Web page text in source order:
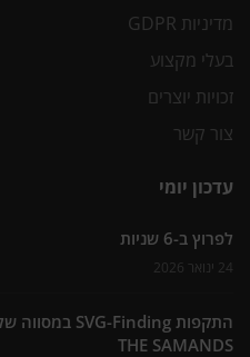
מדיניות GDPR
בעלי מקצוע
זכויות יוצרים
צור קשר
עדכון יומי
לפרוץ ב-6 שניות
24 ינואר 2026
THE SAMANDS